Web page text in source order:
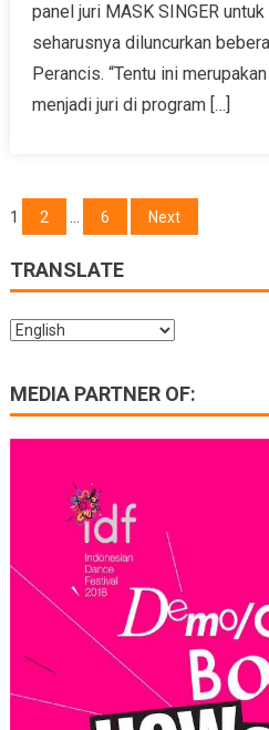
panel juri MASK SINGER
seharusnya diluncurkan
Perancis. “Tentu ini
menjadi juri di program […]
Posts
navigation
1 2 … 6 Next
TRANSLATE
MEDIA PARTNER OF: